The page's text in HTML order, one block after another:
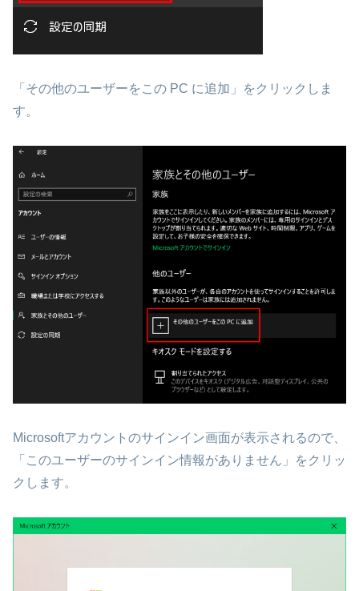
「その他のユーザーをこの PC に追加」をクリックしま
す。
Microsoftアカウントのサインイン画面が表示されるので、
「このユーザーのサインイン情報がありません」をクリッ
クします。